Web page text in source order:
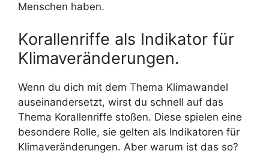
Menschen haben.
Korallenriffe als Indikator für
Klimaveränderungen.
Wenn du dich mit dem Thema Klimawandel
auseinandersetzt, wirst du schnell auf das
Thema Korallenriffe stoßen. Diese spielen eine
besondere Rolle, sie gelten als Indikatoren für
Klimaveränderungen. Aber warum ist das so?